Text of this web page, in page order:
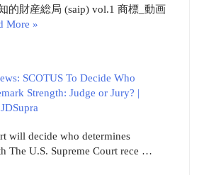
的財産総局 (saip) vol.1 商標_動画
More »
SCOTUS To Decide Who
Strength: Judge or Jury? |
will decide who determines
The U.S. Supreme Court rece …